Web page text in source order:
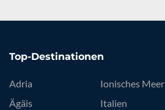
Top-Destinationen
Adria
Ägäis
Ionisches Meer
Italien